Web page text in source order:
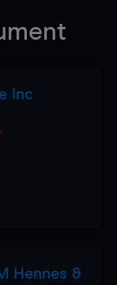
Inc
Hennes &